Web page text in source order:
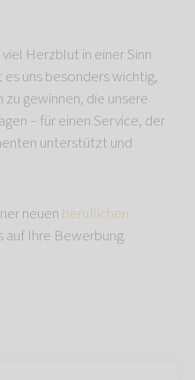
Herzblut in einer Sinn
uns besonders wichtig,
gewinnen, die unsere
– für einen Service, der
unterstützt und
neuen beruflichen
auf Ihre Bewerbung.